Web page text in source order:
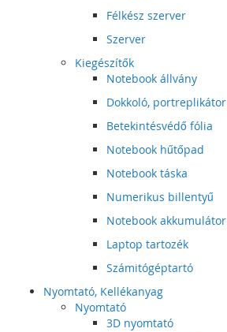
Félkész szerver
Szerver
Kiegészítők
Notebook állvány
Dokkoló, portreplikátor
Betekintésvédő fólia
Notebook hűtőpad
Notebook táska
Numerikus billentyű
Notebook akkumulátor
Laptop tartozék
Számitógéptartó
Nyomtató, Kellékanyag
Nyomtató
3D nyomtató